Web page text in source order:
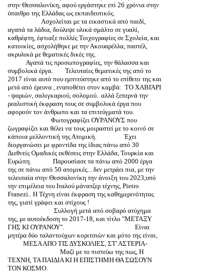
στην Θεσσαλονίκη, αφού εργάστηκε επί 26 χρόνια στην
ύπαιθρο της Ελλάδας ως εκπαιδευτικός.
Ασχολείται με τα εικαστικά από παιδί,
αγαπά τα λάδια, δούλεψε υλικά σμάλτο σε γυαλί,
καθρέφτη, έφτιαξε πολλές Τοιχογραφίες σε Σχολεία, και
κατοικίες, ασχολήθηκε με την Ακουαρέλλα, παστέλ,
ακρυλικά με θεματικές δικές της.
Αγαπά τις προσωπογραφίες, την θάλασσα και
συμβολικά έργα. Τελευταίες θεματικές της από το
2017 είναι αυτό που εμπνεύστηκε από το επίθετο της και
μετά από έρευνα , εναποθέτει στον καμβά: ΤΟ ΧΑΒΙΆΡΙ
- ψαριών, σαλιγκαριού, σολομού.. αλλά ξεπερνά την
ρεαλιστική έκφραση τους σε συμβολικά έργα που
αφορούν τον άνθρωπο και τα επιτεύγματά του.
Φωτογραφίζει ΟΥΡΑΝΟΥΣ που
ζωγραφίζει και θέλει να τους μοιραστεί με το κοινό σε
κάποια μελλοντική της Ατομική. Έχει
διοργανώσει με φροντίδα της ίδιας πάνω από 30
Διεθνείς Ομαδικές εκθέσεις στην Ελλάδα, Τουρκία και
Ευρώπη. Παρουσίασε τα πάνω από 2000 έργα
της σε πάνω από 50 ατομικές... δεν μετράει πια, με την
τελευταία στην Θεσσαλονίκη την άνοιξη του 2023,υπό
την επιμέλεια του Ιταλού μάνατζερ τέχνης, Pietro
Franezi.. Η Τέχνη είναι έκφραση της καθημερινότητας
της, γιατί γράφει και στίχους !
Συλλογή μετά από σοβαρό ατύχημα
της, με αυτοέκδοση το 2017-18, και τίτλο "ΜΕΤΑΞΥ
ΓΗΣ ΚΙ ΟΥΡΑΝΟΥ". Είναι
μητέρα δύο ταλαντούχων κοριτσιών και μότο της είναι,
ΜΕΣΑ ΑΠΟ ΤΙΣ ΔΥΣΚΟΛΙΕΣ, ΣΤ' ΑΣΤΕΡΙΑ-
Μαζί με το πιστεύω της πως, Η
ΤΕΧΝΗ, ΤΑ ΠΑΙΔΙΑ ΚΙ Η ΕΠΙΣΤΗΜΗ ΘΑ ΣΩΣΟΥΝ
ΤΟΝ ΚΟΣΜΟ.